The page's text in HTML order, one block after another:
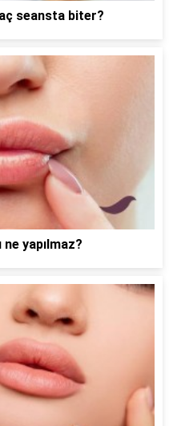
seansta biter?
yapılmaz?